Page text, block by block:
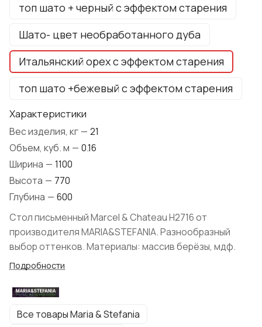
топ шато + черный с эффектом старения
Шато- цвет необработанного дуба
Итальянский орех с эффектом старения
топ шато +бежевый с эффектом старения
Характеристики
Вес изделия, кг — 21
Объем, куб. м — 0.16
Ширина — 1100
Высота — 770
Глубина — 600
Стол письменный Marcel & Chateau H2716 от
производителя MARIA&STEFANIA. Разнообразный
выбор оттенков. Материалы: массив берёзы, мдф.
Подробности
Все товары Maria & Stefania